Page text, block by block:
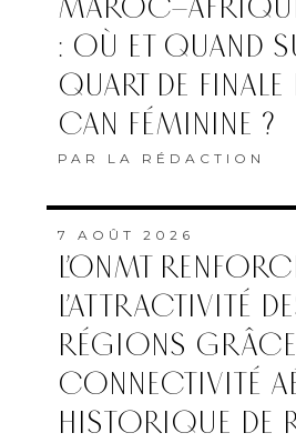
: OÙ ET QUAND
QUART DE FINALE
CAN FÉMININE ?
PAR LA RÉDACTION
7 AOÛT 2026
L’ONMT
L’ATTRACTIVITÉ
RÉGIONS
CONNECTIVITÉ
HISTORIQUE DE